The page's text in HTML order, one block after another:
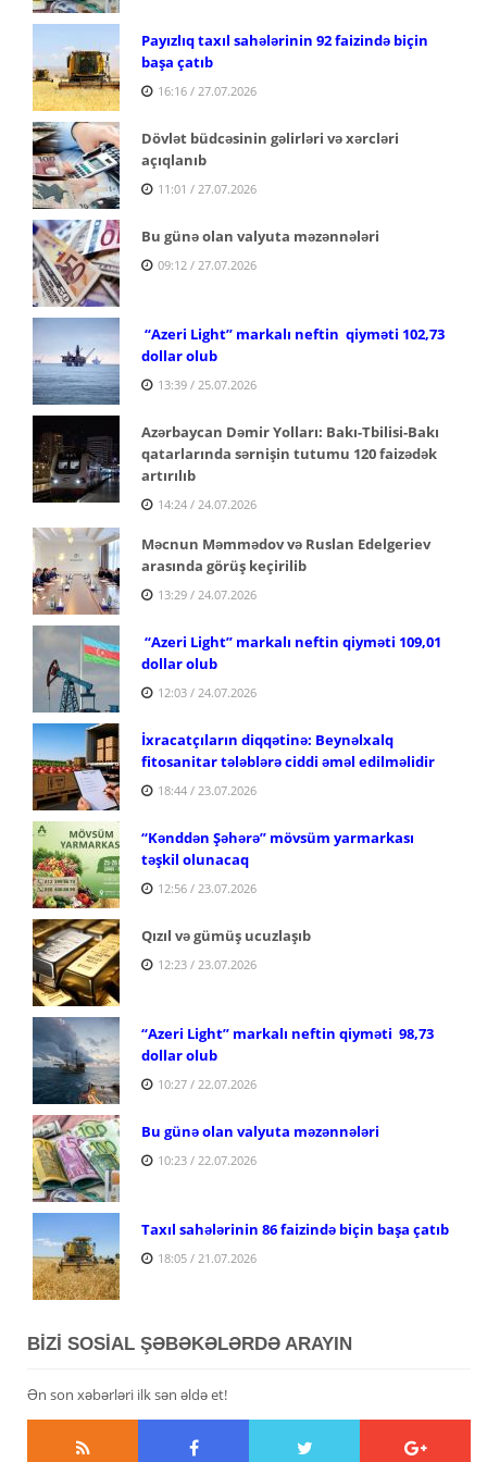
Payızlıq taxıl sahələrinin 92 faizində biçin
başa çatıb
16:16 / 27.07.2026
Dövlət büdcəsinin gəlirləri və xərcləri
açıqlanıb
11:01 / 27.07.2026
Bu günə olan valyuta məzənnələri
09:12 / 27.07.2026
“Azeri Light” markalı neftin qiyməti 102,73
dollar olub
13:39 / 25.07.2026
Azərbaycan Dəmir Yolları: Bakı-Tbilisi-Bakı
qatarlarında sərnişin tutumu 120 faizədək
artırılıb
14:24 / 24.07.2026
Məcnun Məmmədov və Ruslan Edelgeriev
arasında görüş keçirilib
13:29 / 24.07.2026
“Azeri Light” markalı neftin qiyməti 109,01
dollar olub
12:03 / 24.07.2026
İxracatçıların diqqətinə: Beynəlxalq
fitosanitar tələblərə ciddi əməl edilməlidir
18:44 / 23.07.2026
“Kənddən Şəhərə” mövsüm yarmarkası
təşkil olunacaq
12:56 / 23.07.2026
Qızıl və gümüş ucuzlaşıb
12:23 / 23.07.2026
“Azeri Light” markalı neftin qiyməti 98,73
dollar olub
10:27 / 22.07.2026
Bu günə olan valyuta məzənnələri
10:23 / 22.07.2026
Taxıl sahələrinin 86 faizində biçin başa çatıb
18:05 / 21.07.2026
BİZİ SOSİAL ŞƏBƏKƏLƏRDƏ ARAYIN
Ən son xəbərləri ilk sən əldə et!